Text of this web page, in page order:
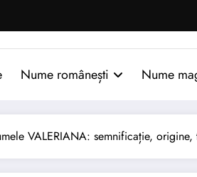
Nume românești Nume
VALERIANA: semnificație, origine,